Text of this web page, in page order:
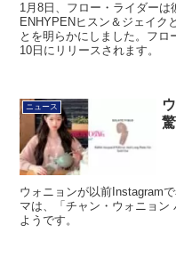
1月8日、フロー・ライダーは
ENHYPENヒスン＆ジェイク
とを明らかにしました。フロ
10日にリリースされます。
ニュース
ウォニョンが以前Instagram
マは、「チャン・ウォニョン
ようです。